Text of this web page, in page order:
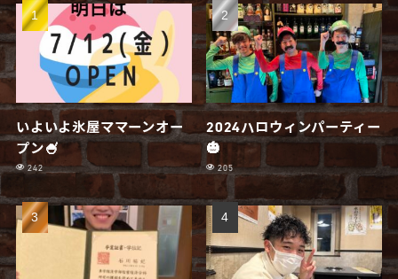
いよいよ氷屋ママーンオー
プン🍧
242
2024ハロウィンパーティー
🎃
205